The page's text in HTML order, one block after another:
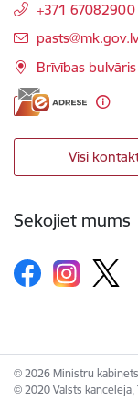
+371 67082900
E-pasts:
pasts@mk.gov.lv
Brīvības
Visi
Sekojiet mums
© 2026 Ministru
© 2020 Valsts